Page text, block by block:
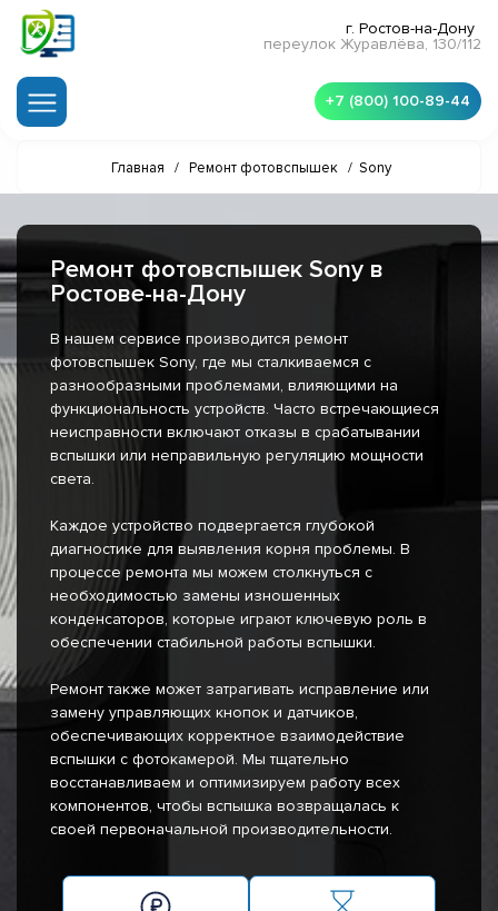
г. Ростов-на-Дону
переулок Журавлёва, 130/112
+7 (800) 100-89-44
Главная / Ремонт фотовспышек / Sony
Ремонт фотовспышек Sony в
Ростове-на-Дону
В нашем сервисе производится ремонт
фотовспышек Sony, где мы сталкиваемся с
разнообразными проблемами, влияющими на
функциональность устройств. Часто встречающиеся
неисправности включают отказы в срабатывании
вспышки или неправильную регуляцию мощности
света.
Каждое устройство подвергается глубокой
диагностике для выявления корня проблемы. В
процессе ремонта мы можем столкнуться с
необходимостью замены изношенных
конденсаторов, которые играют ключевую роль в
обеспечении стабильной работы вспышки.
Ремонт также может затрагивать исправление или
замену управляющих кнопок и датчиков,
обеспечивающих корректное взаимодействие
вспышки с фотокамерой. Мы тщательно
восстанавливаем и оптимизируем работу всех
компонентов, чтобы вспышка возвращалась к
своей первоначальной производительности.